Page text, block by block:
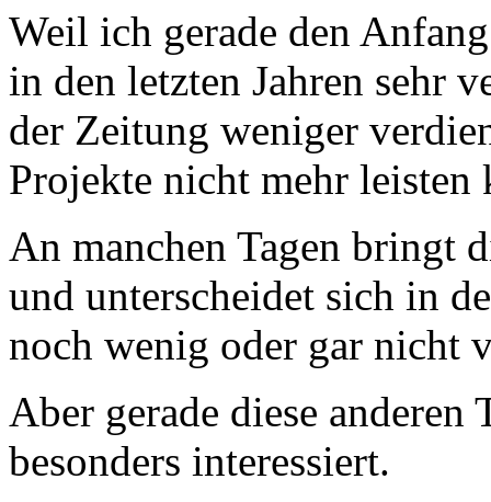
Weil ich gerade den
in den letzten Jahren sehr
der Zeitung weniger
Projekte nicht mehr leisten
An manchen Tagen bringt
und unterscheidet sich in
noch wenig oder gar nicht
Aber gerade diese
besonders interessiert.